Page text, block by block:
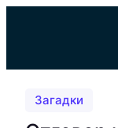
Загадки